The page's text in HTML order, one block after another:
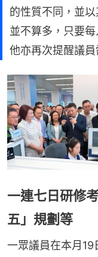
的性質不同，並
並不算多，只要
他亦再次提醒議員
一連七日研修
五」規劃等
一眾議員在本月